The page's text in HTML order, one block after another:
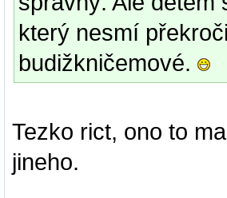
který nesmí
budižkničemové.
Tezko rict, ono to
jineho.